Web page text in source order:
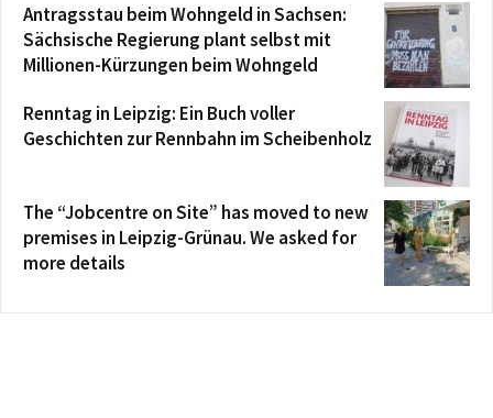
Antragsstau beim Wohngeld in Sachsen:
Sächsische Regierung plant selbst mit
Millionen-Kürzungen beim Wohngeld
Renntag in Leipzig: Ein Buch voller
Geschichten zur Rennbahn im Scheibenholz
The “Jobcentre on Site” has moved to new
premises in Leipzig-Grünau. We asked for
more details